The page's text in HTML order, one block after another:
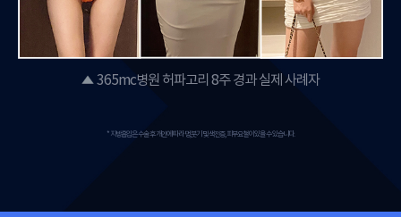
365mc병원 허파고리 8주 경과 실제 사례자
* 지방흡입은 수술 후 개인에 따라 멍,붓기 및 색전증, 피부요철이 있을 수 있습니다.